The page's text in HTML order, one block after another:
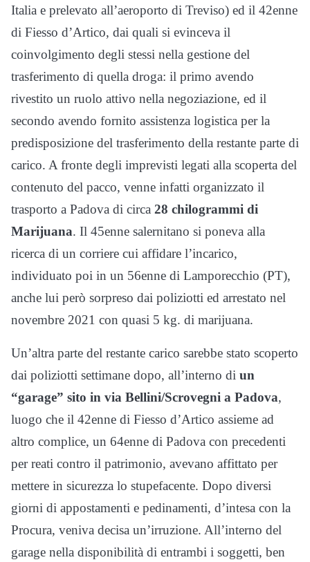
Italia e prelevato all’aeroporto di Treviso) ed il 42enne
di Fiesso d’Artico, dai quali si evinceva il
coinvolgimento degli stessi nella gestione del
trasferimento di quella droga: il primo avendo
rivestito un ruolo attivo nella negoziazione, ed il
secondo avendo fornito assistenza logistica per la
predisposizione del trasferimento della restante parte di
carico. A fronte degli imprevisti legati alla scoperta del
contenuto del pacco, venne infatti organizzato il
trasporto a Padova di circa 28 chilogrammi di
Marijuana. Il 45enne salernitano si poneva alla
ricerca di un corriere cui affidare l’incarico,
individuato poi in un 56enne di Lamporecchio (PT),
anche lui però sorpreso dai poliziotti ed arrestato nel
novembre 2021 con quasi 5 kg. di marijuana.
Un’altra parte del restante carico sarebbe stato scoperto
dai poliziotti settimane dopo, all’interno di un
“garage” sito in via Bellini/Scrovegni a Padova,
luogo che il 42enne di Fiesso d’Artico assieme ad
altro complice, un 64enne di Padova con precedenti
per reati contro il patrimonio, avevano affittato per
mettere in sicurezza lo stupefacente. Dopo diversi
giorni di appostamenti e pedinamenti, d’intesa con la
Procura, veniva decisa un’irruzione. All’interno del
garage nella disponibilità di entrambi i soggetti, ben